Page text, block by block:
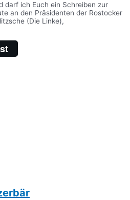
darf ich Euch ein Schreiben zur
an den Präsidenten der Rostocker
(Die Linke),